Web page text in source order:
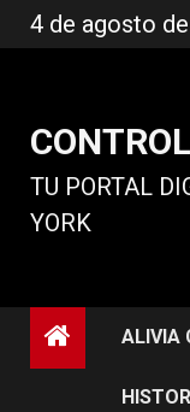
al
4 de agosto
TU PORTAL
YORK
ALIVIA